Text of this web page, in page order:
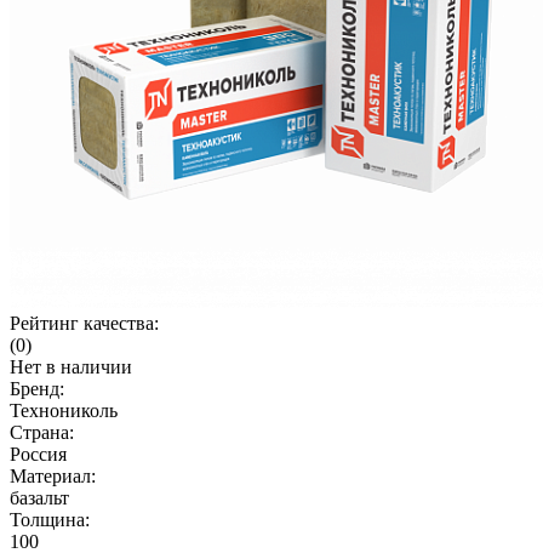
Рейтинг качества:
(0)
Нет в наличии
Бренд:
Технониколь
Страна:
Россия
Материал:
базальт
Толщина:
100